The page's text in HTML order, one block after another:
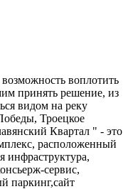
воплотить
принять решение, из
видом на реку
Троецкое
Квартал " - это
расположенный
инфраструктура,
сервис,
паркинг,сайт